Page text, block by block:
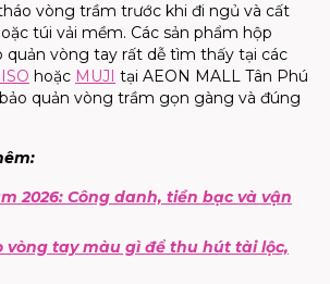
vòng trầm trước khi đi ngủ và cất
túi vải mềm. Các sản phẩm hộp
quản vòng tay rất dễ tìm thấy tại các
hoặc MUJI tại AEON MALL Tân Phú
quản vòng trầm gọn gàng và đúng
2026: Công danh, tiền bạc và vận
vòng tay màu gì để thu hút tài lộc,